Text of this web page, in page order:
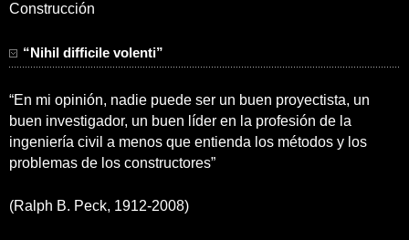
Construcción
“Nihil difficile volenti”
“En mi opinión, nadie puede ser un buen proyectista, un
buen investigador, un buen líder en la profesión de la
ingeniería civil a menos que entienda los métodos y los
problemas de los constructores”
(Ralph B. Peck, 1912-2008)